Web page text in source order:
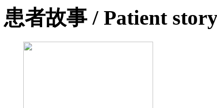
患者故事/ Patient